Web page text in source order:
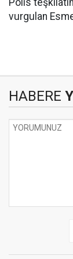
Polis
vurgulan
HABERE